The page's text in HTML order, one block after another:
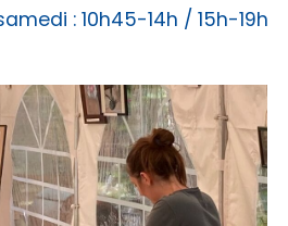
: 10h45-14h / 15h-19h